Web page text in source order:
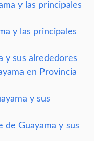
y las principales
y las principales
y sus alrededores
en Provincia
y sus
de Guayama y sus